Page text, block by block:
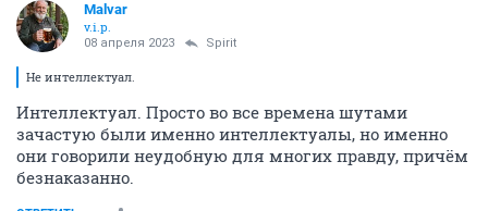
Malvar
v.i.p.
08 апреля 2023 Spirit
Не интеллектуал.
Интеллектуал. Просто во все времена шутами
зачастую были именно интеллектуалы, но именно
они говорили неудобную для многих правду, причём
безнаказанно.